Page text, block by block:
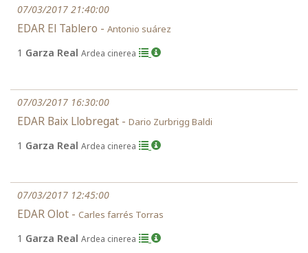
07/03/2017 21:40:00
EDAR El Tablero - Antonio suárez
1 Garza Real Ardea cinerea
07/03/2017 16:30:00
EDAR Baix Llobregat - Dario Zurbrigg Baldi
1 Garza Real Ardea cinerea
07/03/2017 12:45:00
EDAR Olot - Carles farrés Torras
1 Garza Real Ardea cinerea